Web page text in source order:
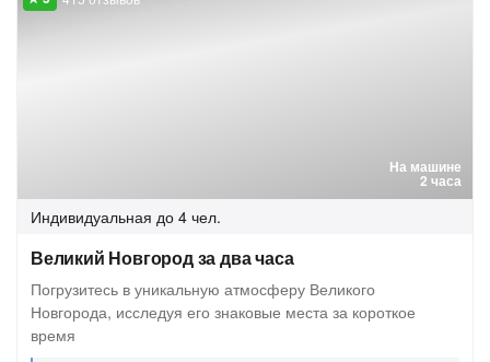
На машине
2 часа
Индивидуальная до 4 чел.
Великий Новгород за два часа
Погрузитесь в уникальную атмосферу Великого
Новгорода, исследуя его знаковые места за короткое
время